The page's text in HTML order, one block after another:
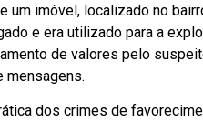
um imóvel, localizado no
e era utilizado para a
de valores pelo
mensagens.
dos crimes de